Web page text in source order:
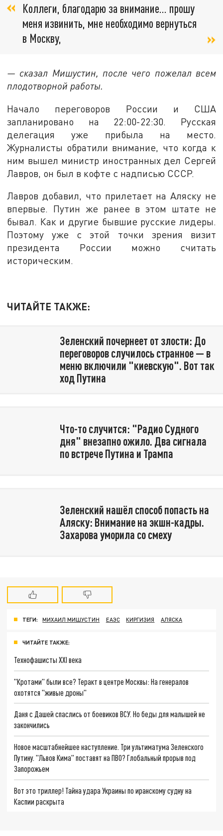
Коллеги, благодарю за внимание… прошу
меня извинить, мне необходимо вернуться
в Москву,
— сказал Мишустин, после чего пожелал всем
плодотворной работы.
Начало переговоров России и США
запланировано на 22:00-22:30. Русская
делегация уже прибыла на место.
Журналисты обратили внимание, что когда к
ним вышел министр иностранных дел Сергей
Лавров, он был в кофте с надписью СССР.
Лавров добавил, что прилетает на Аляску не
впервые. Путин же ранее в этом штате не
бывал. Как и другие бывшие русские лидеры.
Поэтому уже с этой точки зрения визит
президента России можно считать
историческим.
ЧИТАЙТЕ ТАКЖЕ:
Зеленский почернеет от злости: До
переговоров случилось странное — в
меню включили "киевскую". Вот так
ход Путина
Что-то случится: "Радио Судного
дня" внезапно ожило. Два сигнала
по встрече Путина и Трампа
Зеленский нашёл способ попасть на
Аляску: Внимание на экшн-кадры.
Захарова уморила со смеху
ТЕГИ: МИХАИЛ МИШУСТИН ЕАЭС КИРГИЗИЯ АЛЯСКА
ЧИТАЙТЕ ТАКЖЕ:
Технофашисты XXI века
"Кротами" были все? Теракт в центре Москвы: На генералов
охотятся "живые дроны"
Даня с Дашей спаслись от боевиков ВСУ. Но беды для малышей не
закончились
Новое масштабнейшее наступление. Три ультиматума Зеленского
Путину. "Львов Кима" поставят на ПВО? Глобальный прорыв под
Запорожьем
Вот это триллер! Тайна удара Украины по иранскому судну на
Каспии раскрыта